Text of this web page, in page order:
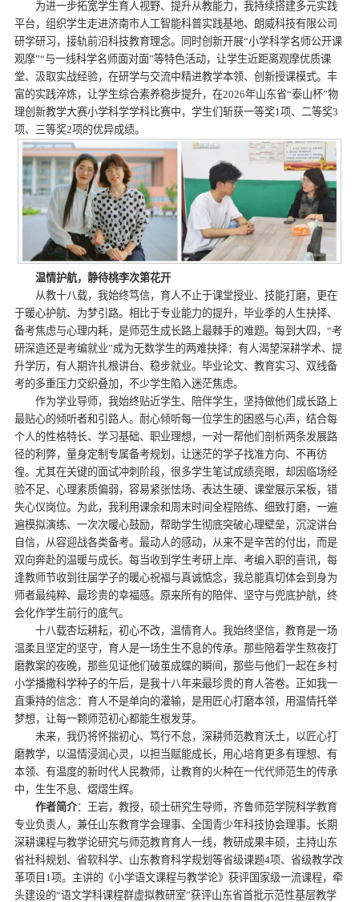
为进一步拓宽学生育人视野、提升从教能力，我持续搭建多元实践
平台，组织学生走进济南市人工智能科普实践基地、朗威科技有限公司
研学研习，接轨前沿科技教育理念。同时创新开展“小学科学名师公开课
观摩”“与一线科学名师面对面”等特色活动，让学生近距离观摩优质课
堂、汲取实战经验，在研学与交流中精进教学本领、创新授课模式。丰
富的实践淬炼，让学生综合素养稳步提升，在2026年山东省“泰山杯”物
理创新教学大赛小学科学学科比赛中，学生们斩获一等奖1项、二等奖3
项、三等奖2项的优异成绩。
温情护航，静待桃李次第花开
从教十八载，我始终笃信，育人不止于课堂授业、技能打磨，更在
于暖心护航、为梦引路。相比于专业能力的提升，毕业季的人生抉择、
备考焦虑与心理内耗，是师范生成长路上最棘手的难题。每到大四，“考
研深造还是考编就业”成为无数学生的两难抉择：有人渴望深耕学术、提
升学历，有人期许扎根讲台、稳步就业。毕业论文、教育实习、双线备
考的多重压力交织叠加，不少学生陷入迷茫焦虑。
作为学业导师，我始终贴近学生、陪伴学生，坚持做他们成长路上
最贴心的倾听者和引路人。耐心倾听每一位学生的困惑与心声，结合每
个人的性格特长、学习基础、职业理想，一对一帮他们剖析两条发展路
径的利弊，量身定制专属备考规划，让迷茫的学子找准方向、不再彷
徨。尤其在关键的面试冲刺阶段，很多学生笔试成绩亮眼，却因临场经
验不足、心理素质偏弱，容易紧张怯场、表达生硬、课堂展示呆板，错
失心仪岗位。为此，我利用课余和周末时间全程陪练、细致打磨，一遍
遍模拟演练、一次次暖心鼓励，帮助学生彻底突破心理壁垒，沉淀讲台
自信，从容迎战各类备考。最动人的感动，从来不是辛苦的付出，而是
双向奔赴的温暖与成长。每当收到学生考研上岸、考编入职的喜讯，每
逢教师节收到往届学子的暖心祝福与真诚惦念，我总能真切体会到身为
师者最纯粹、最珍贵的幸福感。原来所有的陪伴、坚守与兜底护航，终
会化作学生前行的底气。
十八载杏坛耕耘，初心不改，温情育人。我始终坚信，教育是一场
温柔且坚定的坚守，育人是一场生生不息的传承。那些陪着学生熬夜打
磨教案的夜晚，那些见证他们破茧成蝶的瞬间，那些与他们一起在乡村
小学播撒科学种子的午后，是我十八年来最珍贵的育人答卷。正如我一
直秉持的信念：育人不是单向的灌输，是用匠心打磨本领，用温情托举
梦想，让每一颗师范初心都能生根发芽。
未来，我仍将怀揣初心、笃行不怠，深耕师范教育沃土，以匠心打
磨教学，以温情浸润心灵，以担当赋能成长，用心培育更多有理想、有
本领、有温度的新时代人民教师，让教育的火种在一代代师范生的传承
中，生生不息、熠熠生辉。
作者简介：王岩，教授，硕士研究生导师，齐鲁师范学院科学教育
专业负责人，兼任山东教育学会理事、全国青少年科技协会理事。长期
深耕课程与教学论研究与师范教育育人一线，教研成果丰硕，主持山东
省社科规划、省软科学、山东教育科学规划等省级课题4项、省级教学改
革项目1项。主讲的《小学语文课程与教学论》获评国家级一流课程，牵
头建设的“语文学科课程群虚拟教研室”获评山东省首批示范性基层教学